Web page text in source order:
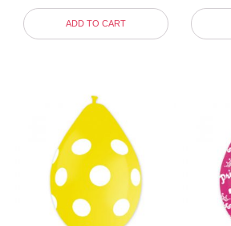
ADD TO CART